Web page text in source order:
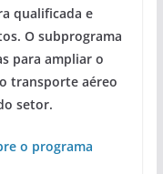
qualificada e
O subprograma
para ampliar o
transporte aéreo
setor.
o programa